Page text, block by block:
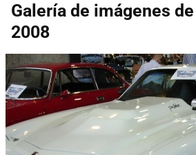
Galería de imágenes
2008